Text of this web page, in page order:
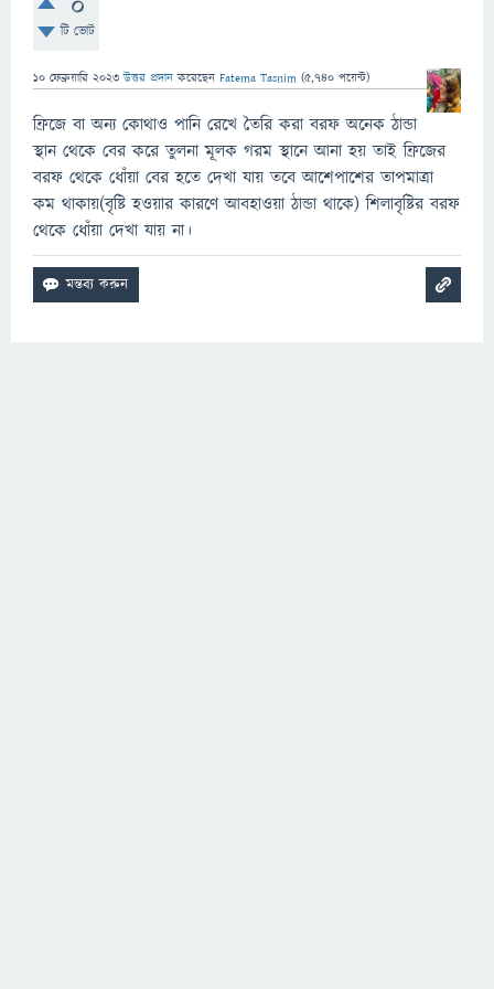
টি ভোট
10 ফেব্রুয়ারি 2023 উত্তর প্রদান করেছেন Fatema Tasnim (5,740 পয়েন্ট)
ফ্রিজে বা অন্য কোথাও পানি রেখে তৈরি করা বরফ অনেক ঠান্ডা
স্থান থেকে বের করে তুলনা মূলক গরম স্থানে আনা হয় তাই ফ্রিজের
বরফ থেকে ধোঁয়া বের হতে দেখা যায় তবে আশেপাশের তাপমাত্রা
কম থাকায়(বৃষ্টি হওয়ার কারণে আবহাওয়া ঠান্ডা থাকে) শিলাবৃষ্টির বরফ
থেকে ধোঁয়া দেখা যায় না।